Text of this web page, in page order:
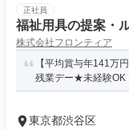
正社員
福祉用具の提案・
株式会社フロンティア
【平均賞与年141万
残業デー★未経験OK
東京都渋谷区